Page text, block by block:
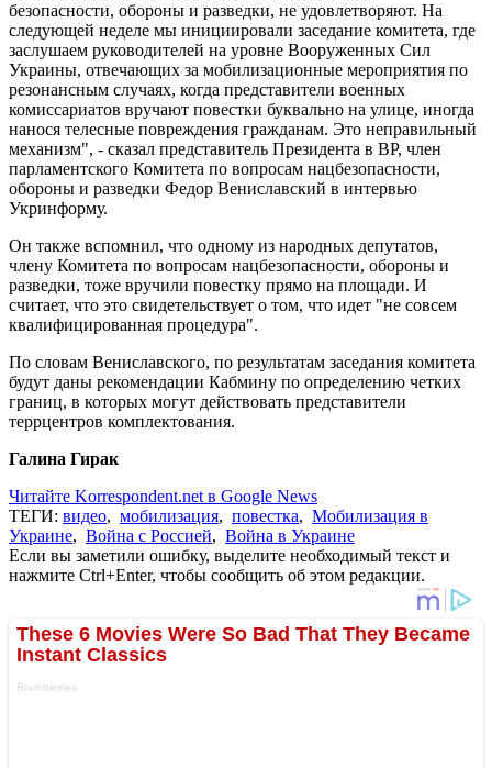
безопасности, обороны и разведки, не удовлетворяют. На
следующей неделе мы инициировали заседание комитета, где
заслушаем руководителей на уровне Вооруженных Сил
Украины, отвечающих за мобилизационные мероприятия по
резонансным случаях, когда представители военных
комиссариатов вручают повестки буквально на улице, иногда
нанося телесные повреждения гражданам. Это неправильный
механизм", - сказал представитель Президента в ВР, член
парламентского Комитета по вопросам нацбезопасности,
обороны и разведки Федор Вениславский в интервью
Укринформу.
Он также вспомнил, что одному из народных депутатов,
члену Комитета по вопросам нацбезопасности, обороны и
разведки, тоже вручили повестку прямо на площади. И
считает, что это свидетельствует о том, что идет "не совсем
квалифицированная процедура".
По словам Вениславского, по результатам заседания комитета
будут даны рекомендации Кабмину по определению четких
границ, в которых могут действовать представители
террцентров комплектования.
Галина Гирак
Читайте Korrespondent.net в Google News
ТЕГИ: видео, мобилизация, повестка, Мобилизация в
Украине, Война с Россией, Война в Украине
Если вы заметили ошибку, выделите необходимый текст и
нажмите Ctrl+Enter, чтобы сообщить об этом редакции.